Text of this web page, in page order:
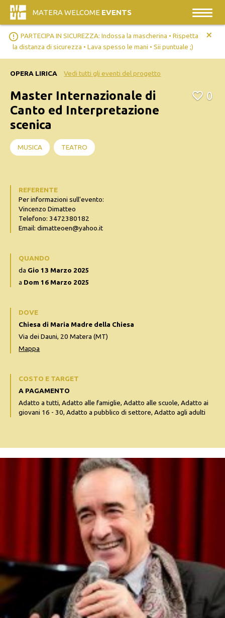
MATERA WELCOME EVENTS
error_outline PARTECIPA IN SICUREZZA: Indossa la mascherina • Rispetta
la distanza di sicurezza • Lava spesso le mani • Sii puntuale ;)
+
OPERA LIRICA Vedi tutti gli eventi del progetto
Master Internazionale di
Canto ed Interpretazione
scenica
0
MUSICA TEATRO
REFERENTE
Per informazioni sull'evento:
Vincenzo Dimatteo
Telefono: 3472380182
Email: dimatteoen@yahoo.it
QUANDO
da Gio 13 Marzo 2025
a Dom 16 Marzo 2025
DOVE
Chiesa di Maria Madre della Chiesa
Via dei Dauni, 20 Matera (MT)
Mappa
COSTO E TARGET
A PAGAMENTO
Adatto a tutti, Adatto alle famiglie, Adatto alle scuole, Adatto ai
giovani 16 - 30, Adatto a pubblico di settore, Adatto agli adulti